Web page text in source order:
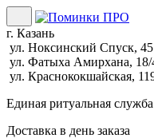
г. Казань
ул. Ноксинский Спуск, 45
ул. Фатыха Амирхана, 18/
ул. Краснококшайская,
Единая ритуальная служба
Доставка в день заказа